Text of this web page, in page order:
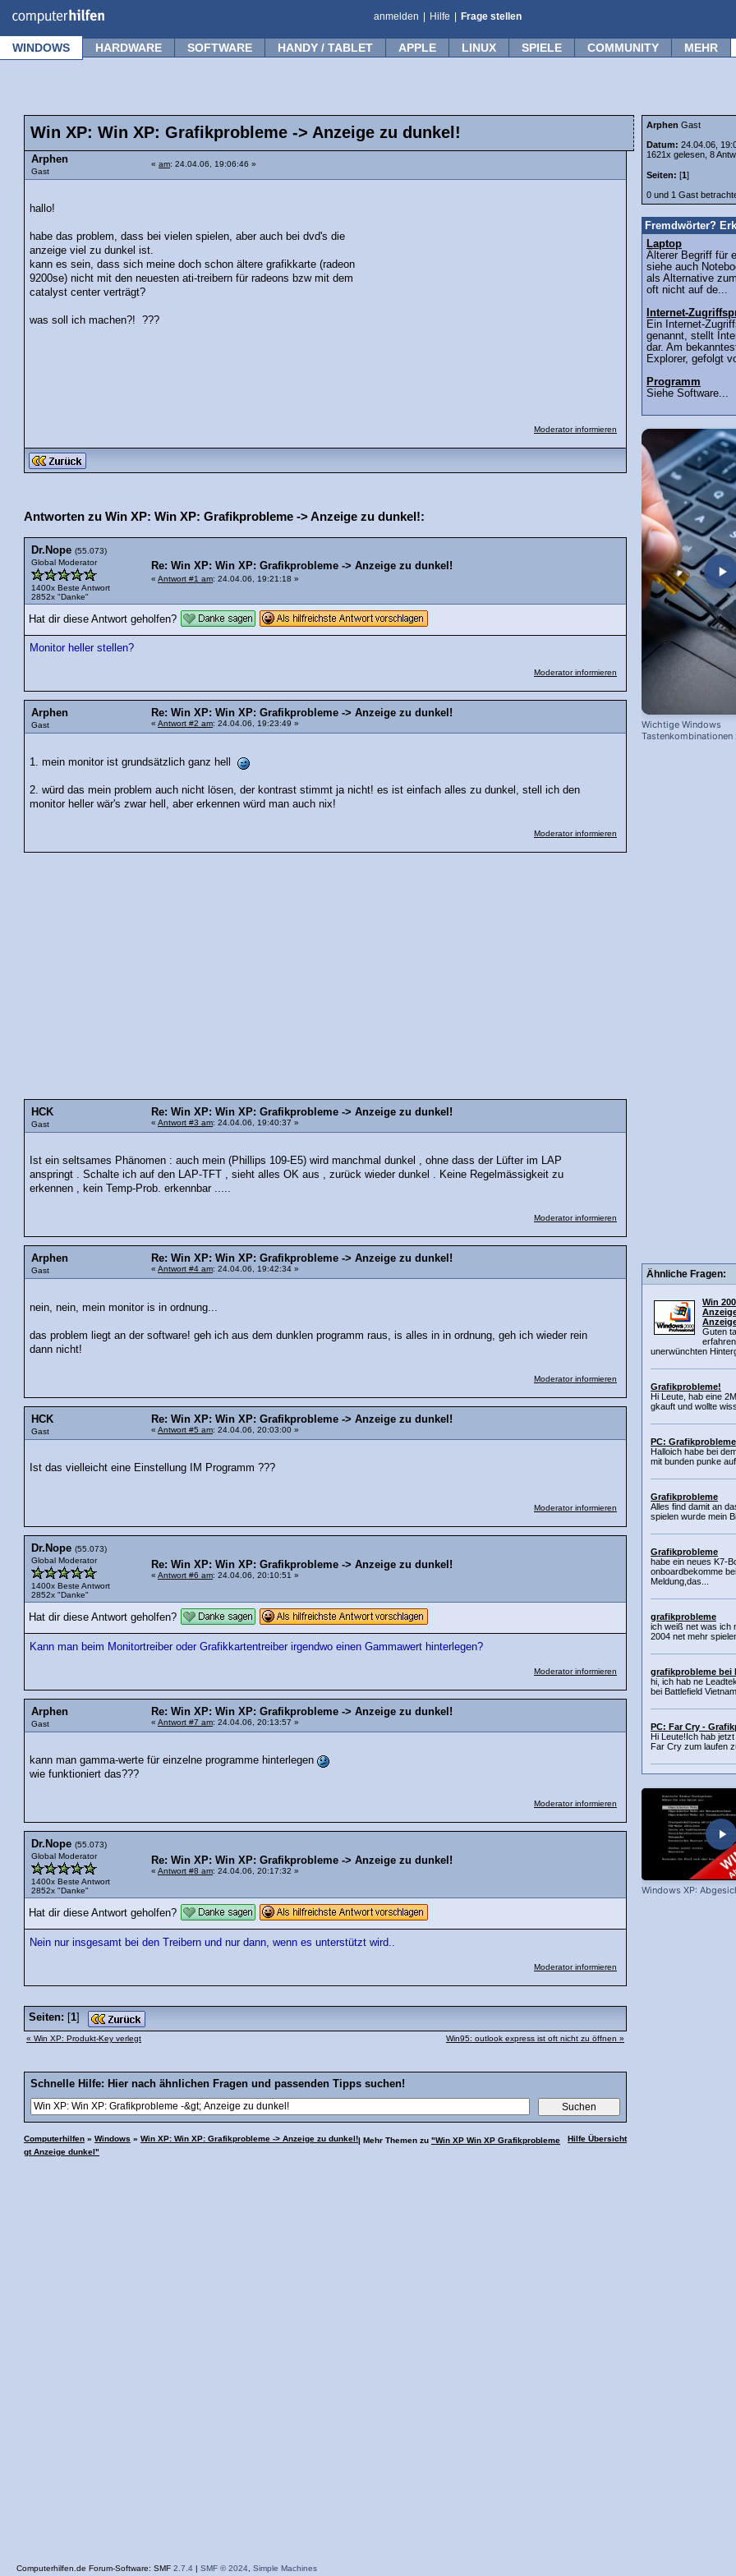
anmelden Hilfe Frage stellen
WINDOWS HARDWARE SOFTWARE HANDY / TABLET APPLE LINUX SPIELE COMMUNITY MEHR
Win XP: Win XP: Grafikprobleme -> Anzeige zu dunkel!
Arphen
Gast
« am: 24.04.06, 19:06:46 »
hallo!
habe das problem, dass bei vielen spielen, aber auch bei dvd's die
anzeige viel zu dunkel ist.
kann es sein, dass sich meine doch schon ältere grafikkarte (radeon
9200se) nicht mit den neuesten ati-treibern für radeons bzw mit dem
catalyst center verträgt?
was soll ich machen?! ???
Moderator informieren
Antworten zu Win XP: Win XP: Grafikprobleme -> Anzeige zu dunkel!:
Dr.Nope (55.073)
Global Moderator
1400x Beste Antwort
2852x "Danke"
Re: Win XP: Win XP: Grafikprobleme -> Anzeige zu dunkel!
« Antwort #1 am: 24.04.06, 19:21:18 »
Hat dir diese Antwort geholfen?
Monitor heller stellen?
Moderator informieren
Arphen
Gast
Re: Win XP: Win XP: Grafikprobleme -> Anzeige zu dunkel!
« Antwort #2 am: 24.04.06, 19:23:49 »
1. mein monitor ist grundsätzlich ganz hell
2. würd das mein problem auch nicht lösen, der kontrast stimmt ja nicht! es ist einfach alles zu dunkel, stell ich den
monitor heller wär's zwar hell, aber erkennen würd man auch nix!
Moderator informieren
HCK
Gast
Re: Win XP: Win XP: Grafikprobleme -> Anzeige zu dunkel!
« Antwort #3 am: 24.04.06, 19:40:37 »
Ist ein seltsames Phänomen : auch mein (Phillips 109-E5) wird manchmal dunkel , ohne dass der Lüfter im LAP
anspringt . Schalte ich auf den LAP-TFT , sieht alles OK aus , zurück wieder dunkel . Keine Regelmässigkeit zu
erkennen , kein Temp-Prob. erkennbar .....
Moderator informieren
Arphen
Gast
Re: Win XP: Win XP: Grafikprobleme -> Anzeige zu dunkel!
« Antwort #4 am: 24.04.06, 19:42:34 »
nein, nein, mein monitor is in ordnung...
das problem liegt an der software! geh ich aus dem dunklen programm raus, is alles in in ordnung, geh ich wieder rein
dann nicht!
Moderator informieren
HCK
Gast
Re: Win XP: Win XP: Grafikprobleme -> Anzeige zu dunkel!
« Antwort #5 am: 24.04.06, 20:03:00 »
Ist das vielleicht eine Einstellung IM Programm ???
Moderator informieren
Dr.Nope (55.073)
Global Moderator
1400x Beste Antwort
2852x "Danke"
Re: Win XP: Win XP: Grafikprobleme -> Anzeige zu dunkel!
« Antwort #6 am: 24.04.06, 20:10:51 »
Hat dir diese Antwort geholfen?
Kann man beim Monitortreiber oder Grafikkartentreiber irgendwo einen Gammawert hinterlegen?
Moderator informieren
Arphen
Gast
Re: Win XP: Win XP: Grafikprobleme -> Anzeige zu dunkel!
« Antwort #7 am: 24.04.06, 20:13:57 »
kann man gamma-werte für einzelne programme hinterlegen
wie funktioniert das???
Moderator informieren
Dr.Nope (55.073)
Global Moderator
1400x Beste Antwort
2852x "Danke"
Re: Win XP: Win XP: Grafikprobleme -> Anzeige zu dunkel!
« Antwort #8 am: 24.04.06, 20:17:32 »
Hat dir diese Antwort geholfen?
Nein nur insgesamt bei den Treibern und nur dann, wenn es unterstützt wird..
Moderator informieren
Seiten: [1]
« Win XP: Produkt-Key verlegt Win95: outlook express ist oft nicht zu öffnen »
Schnelle Hilfe: Hier nach ähnlichen Fragen und passenden Tipps suchen!
Computerhilfen » Windows » Win XP: Win XP: Grafikprobleme -> Anzeige zu dunkel! Hilfe Übersicht
| Mehr Themen zu "Win XP Win XP Grafikprobleme
gt Anzeige dunkel"
Arphen Gast
Datum: 24.04.06,
1621x gelesen, 8
Seiten: [1]
0 und 1 Gast
Fremdwörter?
Laptop
Älterer Begriff für
siehe auch
als Alternative
oft nicht auf de...
Internet-
Ein Internet-
genannt, stellt
dar. Am
Explorer, gefolgt
Programm
Siehe Software...
Wichtige Windows
Tastenkombinationen
Ähnliche Fragen:
Win
Guten
unerwünchten
Grafikprobleme!
Hi Leute, hab eine
gkauft und wollte
PC: Grafikprobleme
Halloich habe bei
mit bunden punke
Grafikprobleme
Alles find damit an
spielen wurde mein
Grafikprobleme
habe ein neues K7-
onboardbekomme
Meldung,das...
grafikprobleme
ich weiß net was ich
2004 net mehr
grafikprobleme bei
hi, ich hab ne
bei Battlefield
PC: Far Cry -
Hi Leute!Ich hab
Far Cry zum laufen
Windows XP:
Computerhilfen.de Forum-Software: SMF 2.7.4 | SMF © 2024 Simple Machines